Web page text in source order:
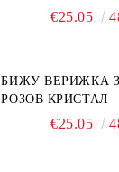
€25.05
БИЖУ ВЕРИЖКА
РОЗОВ КРИСТАЛ
€25.05